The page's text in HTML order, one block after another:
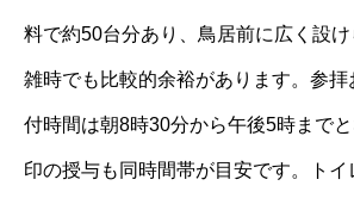
料で約50台分あり、鳥居前に広く設
雑時でも比較的余裕があります。参拝
付時間は朝8時30分から午後5時まで
印の授与も同時間帯が目安です。ト